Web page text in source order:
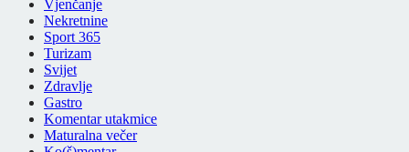
Vjenčanje
Nekretnine
Sport 365
Turizam
Svijet
Zdravlje
Gastro
Komentar utakmice
Maturalna večer